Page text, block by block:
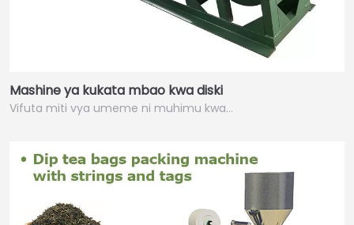
Mashine ya kukata mbao kwa diski
Vifuta miti vya umeme ni muhimu kwa…